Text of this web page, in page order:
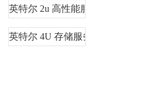
英特尔 2u 高性能服务器
英特尔 4U 存储服务器